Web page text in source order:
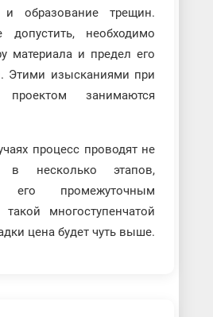
и образование трещин.
необходимо
материала и предел его
Этими изысканиями при
занимаются
процесс проводят не
несколько этапов,
его промежуточным
многоступенчатой
цена будет чуть выше.